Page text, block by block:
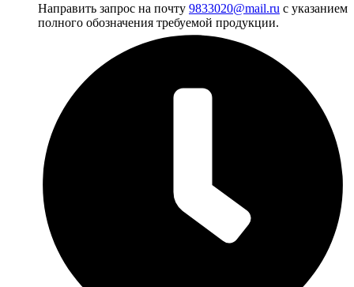
Направить запрос на почту 9833020@mail.ru с указанием
полного обозначения требуемой продукции.